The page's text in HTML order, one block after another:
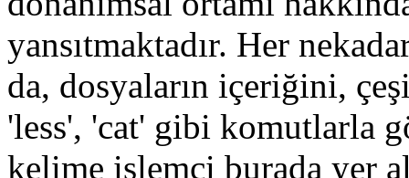
yansıtmaktadır. Her
da, dosyaların içeriğini,
'less', 'cat' gibi komutlarla
kelime işlemci burada yer